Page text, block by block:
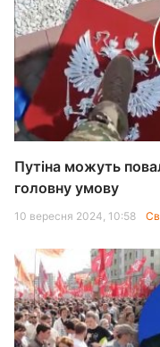
Путіна можуть
головну умову
10 вересня 2024, 10:58